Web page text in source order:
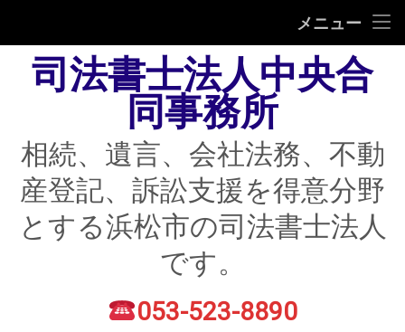
メニュー
相続
不動産登記
債務整理
住宅ローン返済にお困りの方
賃貸トラブル
司法書士法人中央合
同事務所
相続、遺言、会社法務、不動
産登記、訴訟支援を得意分野
とする浜松市の司法書士法人
です。
電話番号: 053-523-8890